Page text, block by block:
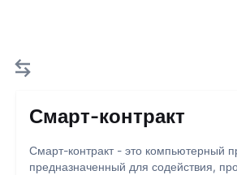
Смарт-контракт
Смарт-контракт - это компьютерный
предназначенный для содействия,